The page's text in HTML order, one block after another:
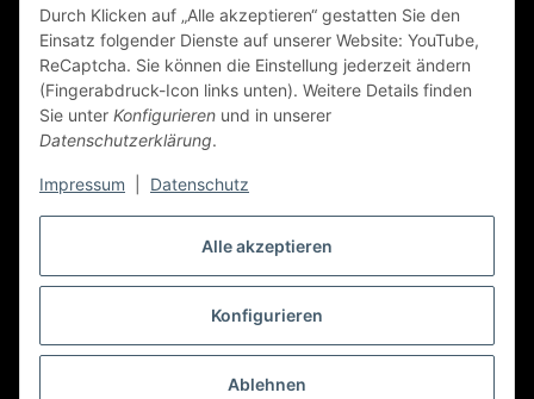
Alle akzeptieren
Konfigurieren
Ablehnen
Durch Klicken auf „Alle akzeptieren“ gestatten Sie den
Einsatz folgender Dienste auf unserer Website: YouTube,
ReCaptcha. Sie können die Einstellung jederzeit ändern
(Fingerabdruck-Icon links unten). Weitere Details finden
Sie unter Konfigurieren und in unserer
Datenschutzerklärung.
Impressum Datenschutz
* Alle Preise inkl. gesetzlicher USt., zzgl.Versand